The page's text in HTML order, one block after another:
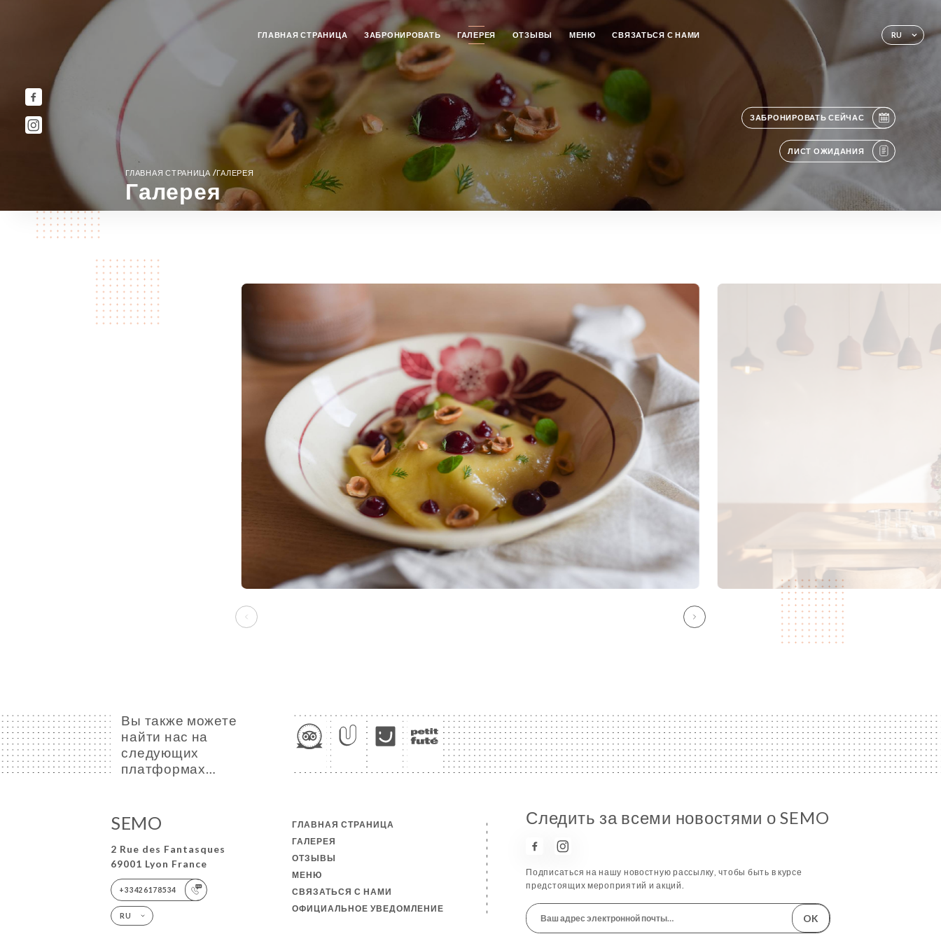
RU
ГЛАВНАЯ СТРАНИЦА ЗАБРОНИРОВАТЬ ГАЛЕРЕЯ ОТЗЫВЫ МЕНЮ СВЯЗАТЬСЯ С НАМИ
ЗАБРОНИРОВАТЬ СЕЙЧАС
ЛИСТ ОЖИДАНИЯ
ГЛАВНАЯ СТРАНИЦА /ГАЛЕРЕЯ
Галерея
Вы также можете
найти нас на
следующих
платформах…
SEMO
2 Rue des Fantasques
69001 Lyon France
+33426178534
RU
ГЛАВНАЯ СТРАНИЦА
ГАЛЕРЕЯ
ОТЗЫВЫ
МЕНЮ
СВЯЗАТЬСЯ С НАМИ
ОФИЦИАЛЬНОЕ УВЕДОМЛЕНИЕ
Следить за всеми новостями о SEMO
Подписаться на нашу новостную рассылку, чтобы быть в курсе
предстоящих мероприятий и акций.
OK